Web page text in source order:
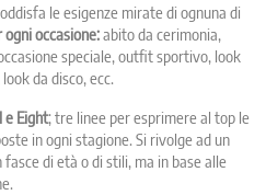
le esigenze mirate di ognuna di
occasione:abito da cerimonia,
speciale, outfit sportivo, look
da disco, ecc.
e Eight; tre linee per esprimere al top le
in ogni stagione. Si rivolge ad un
di età o di stili, ma in base alle